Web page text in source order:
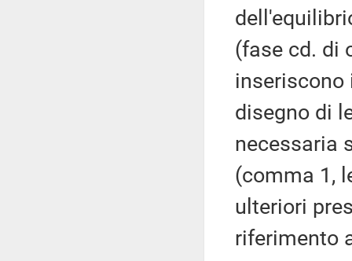
(fase cd. di
disegno di
necessaria
(comma 1,
ulteriori
riferimento